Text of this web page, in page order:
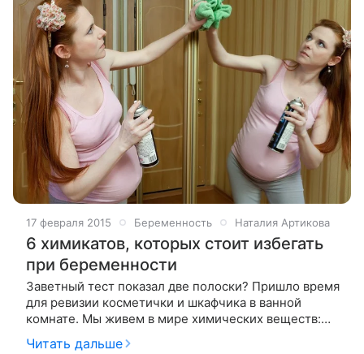
17 февраля 2015 Беременность Наталия Артикова
6 химикатов, которых стоит избегать
при беременности
Заветный тест показал две полоски? Пришло время
для ревизии косметички и шкафчика в ванной
комнате. Мы живем в мире химических веществ:
гигиены. И все чаще эти средства
Читать дальше